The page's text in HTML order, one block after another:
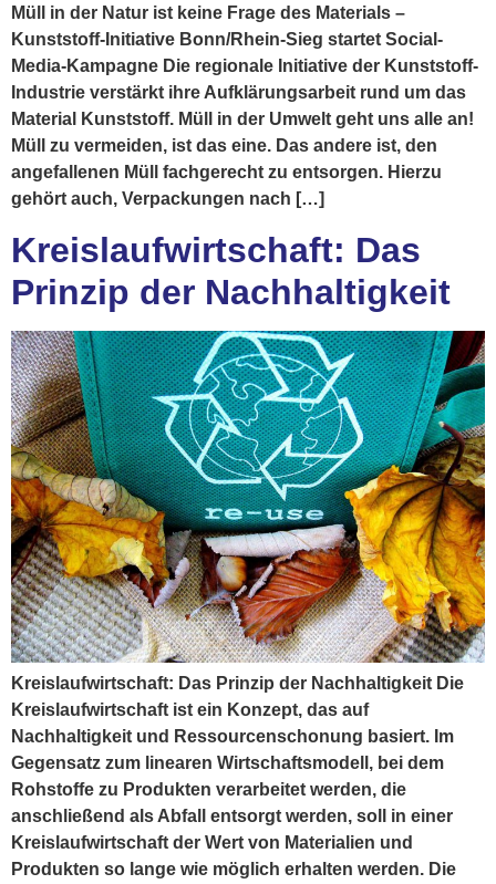
Müll in der Natur ist keine Frage des Materials –
Kunststoff-Initiative Bonn/Rhein-Sieg startet Social-
Media-Kampagne Die regionale Initiative der Kunststoff-
Industrie verstärkt ihre Aufklärungsarbeit rund um das
Material Kunststoff. Müll in der Umwelt geht uns alle an!
Müll zu vermeiden, ist das eine. Das andere ist, den
angefallenen Müll fachgerecht zu entsorgen. Hierzu
gehört auch, Verpackungen nach […]
Kreislaufwirtschaft: Das
Prinzip der Nachhaltigkeit
Kreislaufwirtschaft: Das Prinzip der Nachhaltigkeit Die
Kreislaufwirtschaft ist ein Konzept, das auf
Nachhaltigkeit und Ressourcenschonung basiert. Im
Gegensatz zum linearen Wirtschaftsmodell, bei dem
Rohstoffe zu Produkten verarbeitet werden, die
anschließend als Abfall entsorgt werden, soll in einer
Kreislaufwirtschaft der Wert von Materialien und
Produkten so lange wie möglich erhalten werden. Die